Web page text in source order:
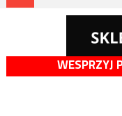
WESPRZYJ